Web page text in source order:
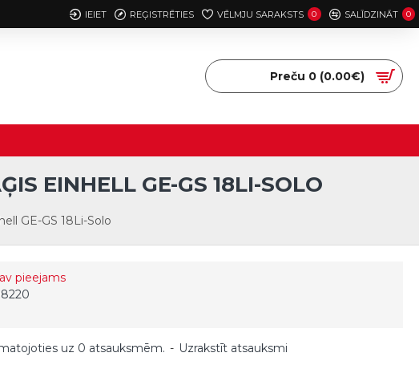
IEIET REĢISTRĒTIES VĒLMJU SARAKSTS 0 SALĪDZINĀT 0
Preču 0 (0.00€)
GE-GS 18Li-Solo
EINHELL GE-GS 18LI-SOLO
pieejams
uz 0 atsauksmēm. - Uzrakstīt atsauksmi